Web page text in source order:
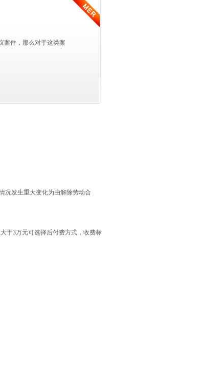
案件，那么对于这类案
况发生重大变化为由解除劳动合
于3万元可选择后付费方式，收费标